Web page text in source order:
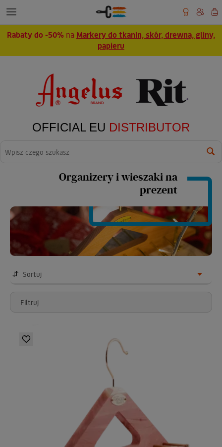
Rabaty do -50% na Markery do tkanin, skór, drewna, gliny,
papieru
OFFICIAL EU DISTRIBUTOR
Organizery i wieszaki na
prezent
Sortuj
Filtruj